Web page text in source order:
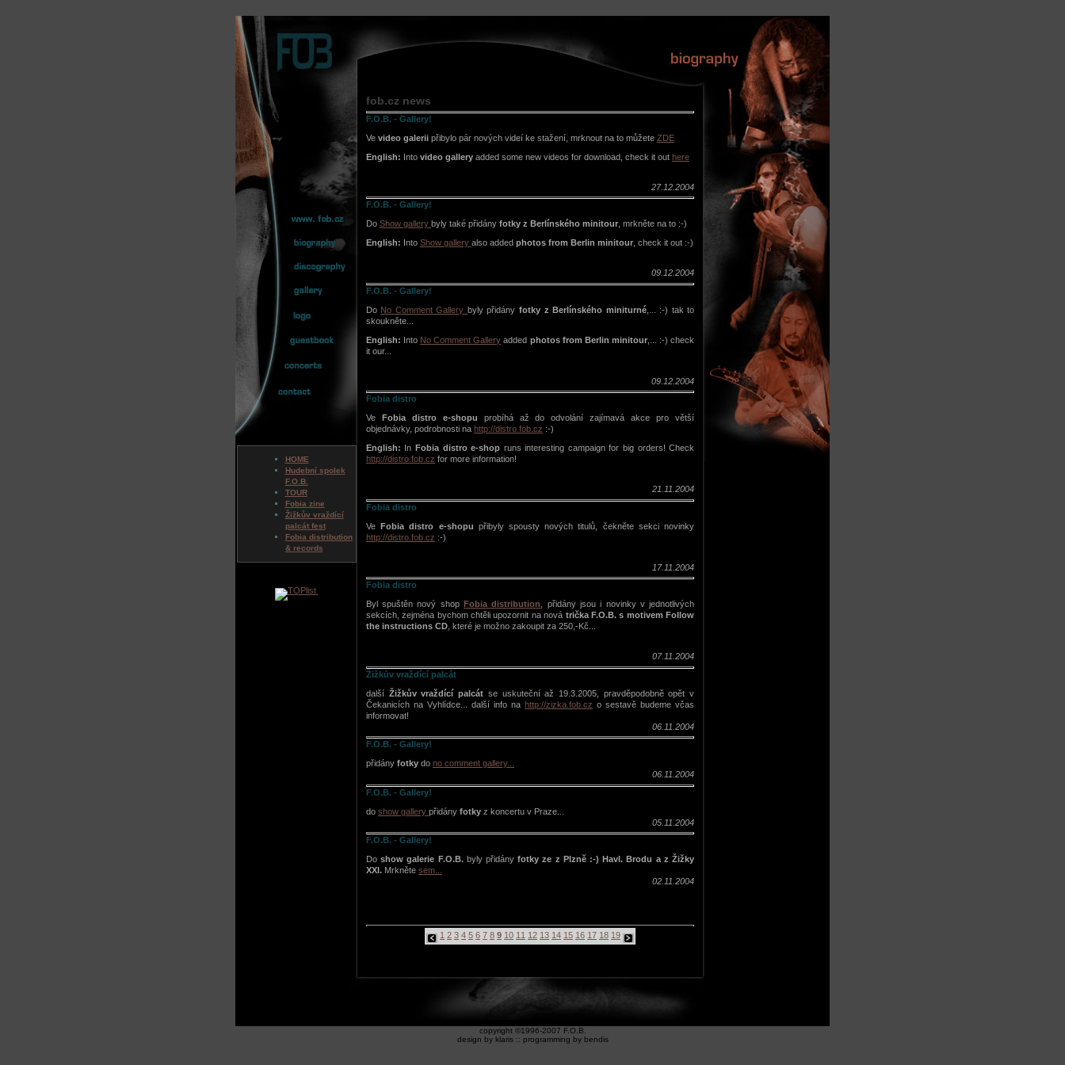
HOME
Hudební spolek
F.O.B.
TOUR
Fobia zine
Žižkův vraždící
palcát fest
Fobia distribution
& records
fob.cz news
F.O.B. - Gallery!
Ve video galeriipřibylo pár nových videí ke stažení, mrknout na to můžete ZDE
English: Into video galleryadded some new videos for download, check it out here
27.12.2004
F.O.B. - Gallery!
Do Show gallery byly také přidány fotky z Berlínského minitour, mrkněte na to :-)
English: Into Show gallery also added photos from Berlin minitour, check it out :-)
09.12.2004
F.O.B. - Gallery!
Do No Comment Gallery byly přidány fotky z Berlínského miniturné,... :-) tak to
skoukněte...
English: Into No Comment Gallery added photos from Berlin minitour,... :-) check
it our...
09.12.2004
Fobia distro
Ve Fobia distro e-shopu probíhá až do odvolání zajímavá akce pro větší
objednávky, podrobnosti na http://distro.fob.cz :-)
English: InFobia distro e-shop runs interesting campaign for big orders! Check
http://distro.fob.cz for more information!
21.11.2004
Fobia distro
VeFobia distro e-shopu přibyly spousty nových titulů, čekněte sekci novinky
http://distro.fob.cz :-)
17.11.2004
Fobia distro
Byl spuštěn nový shopFobia distribution
, přidány jsou i novinky v jednotlivých
sekcích, zejména bychom chtěli upozornit na nová trička F.O.B. s motivem Follow
the instructions CD, které je možno zakoupit za 250,-Kč...
07.11.2004
Žižkův vraždící palcát
další Žižkův vraždící palcát se uskuteční až 19.3.2005, pravděpodobně opět v
Čekanicích na Vyhlídce... další info nahttp://zizka.fob.cz o sestavě budeme včas
informovat!
06.11.2004
F.O.B. - Gallery!
přidány fotkydo no comment gallery...
06.11.2004
F.O.B. - Gallery!
do show gallery přidány fotkyz koncertu v Praze...
05.11.2004
F.O.B. - Gallery!
Doshow galerie F.O.B.byly přidányfotky ze z Plzně :-) Havl. Brodu a z Žižky
XXI.Mrkněte sem...
02.11.2004
1 2 3 4 5 6 7 8 9 10 11 12 13 14 15 16 17 18 19
copyright ©1996-2007 F.O.B.
design by klaris :: programming by bendis